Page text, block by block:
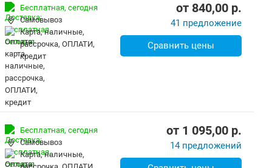
Бесплатная, сегодня
Самовывоз
карта, наличные,
рассрочка, ОПЛАТИ,
кредит
от 840,00 p.
41 предложение
Сравнить цены
Бесплатная, сегодня
Самовывоз
карта, наличные,
от 1 095,00 p.
14 предложений